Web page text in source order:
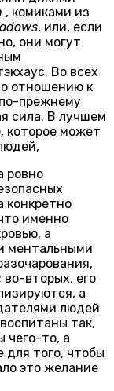
, комиками из
, или, если
они могут
Во всех
отношению к
прежнему
сила. В лучшем
которое может
ровно
конкретно
именно
а
ментальными
во-вторых, его
а
людей
так,
чего-то, а
для того, чтобы
это желание